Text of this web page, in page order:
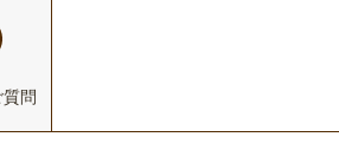
問